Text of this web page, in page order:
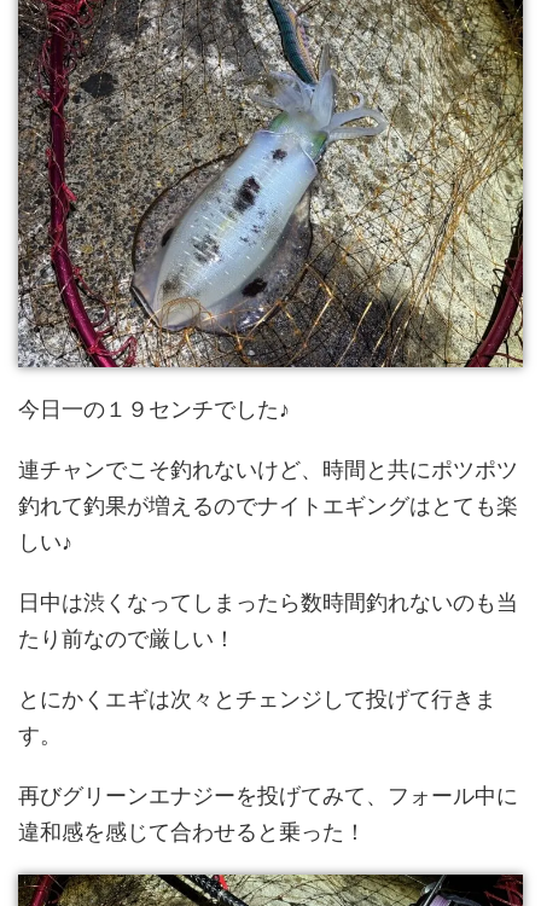
今日一の１９センチでした♪
連チャンでこそ釣れないけど、時間と共にポツポツ
釣れて釣果が増えるのでナイトエギングはとても楽
しい♪
日中は渋くなってしまったら数時間釣れないのも当
たり前なので厳しい！
とにかくエギは次々とチェンジして投げて行きま
す。
再びグリーンエナジーを投げてみて、フォール中に
違和感を感じて合わせると乗った！